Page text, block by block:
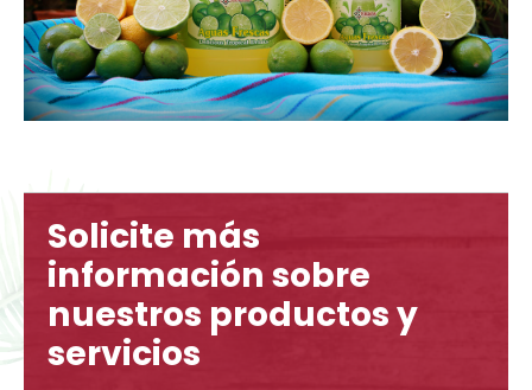
Solicite más
información sobre
nuestros productos y
servicios